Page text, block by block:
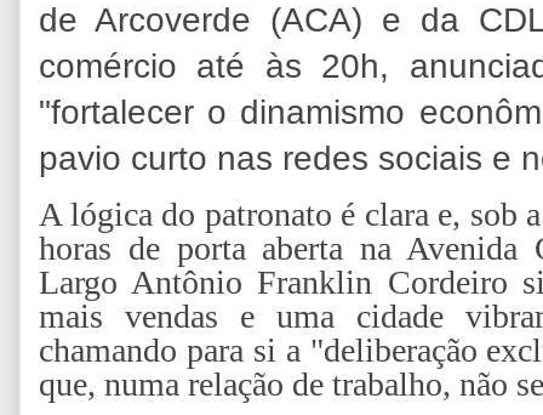
de Arcoverde (ACA) e da
comércio até às 20h,
"fortalecer o dinamismo
pavio curto nas redes sociais e
A lógica do patronato é clara e, sob
horas de porta aberta na Avenida
Largo Antônio Franklin Cordeiro
mais vendas e uma cidade
chamando para si a "deliberação
que, numa relação de trabalho, não